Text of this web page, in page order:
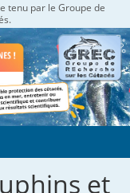
tenu par le Groupe de
et